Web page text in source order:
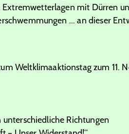
mit Dürren
... an dieser
Weltklimaaktionstag zum 11.
Richtungen